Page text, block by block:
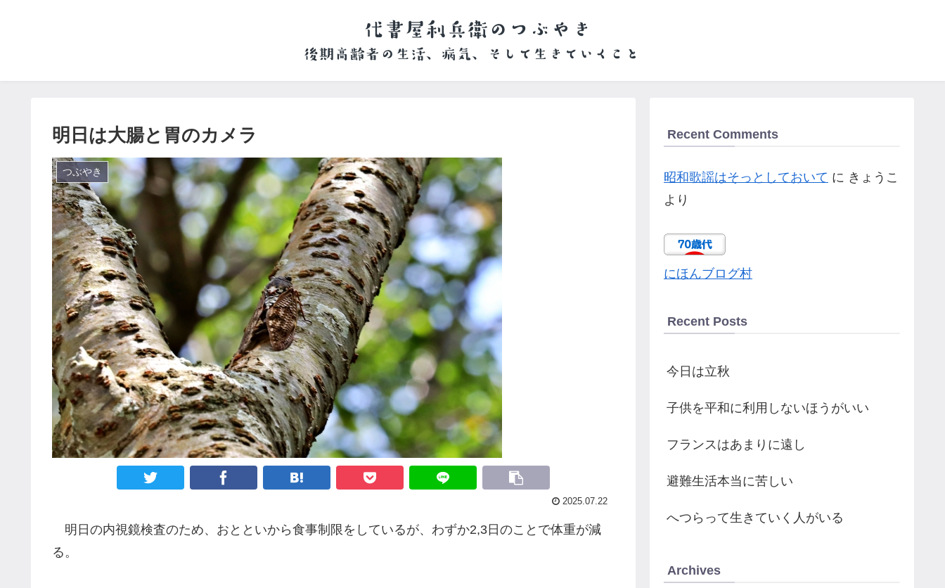
明日は大腸と胃のカメラ
つぶやき
2025.07.22
明日の内視鏡検査のため、おとといから食事制限をしているが、わずか2,3日のことで体重が減
る。
Recent Comments
昭和歌謡はそっとしておいて に きょうこ
より
にほんブログ村
Recent Posts
今日は立秋
子供を平和に利用しないほうがいい
フランスはあまりに遠し
避難生活本当に苦しい
へつらって生きていく人がいる
Archives